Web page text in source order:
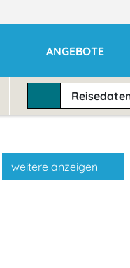
ANGEBOTE
weitere anzeigen